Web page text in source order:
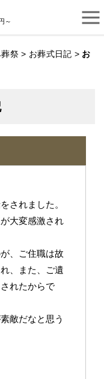
～
祭 > お葬式日記 > お
されました。
大変感激され
、ご住職は故
、また、ご遺
れたからで
敵だなと思う